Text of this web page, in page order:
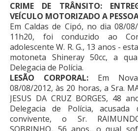
CRIME DE TRÂNSITO:
VEÍCULO MOTORIZADO A
Em Caldas de Cipó, no dia 08/
11h20, foi conduzido ao
adolescente W. R. G., 13 anos -
motoneta Shineray 50cc, a
Delegacia de Polícia.
LESÃO CORPORAL:Em
08/08/2012, às 20 horas, a Sra.
JESUS DA CRUZ BORGES, 48
Delegacia de Polícia,
convivente, o Sr.